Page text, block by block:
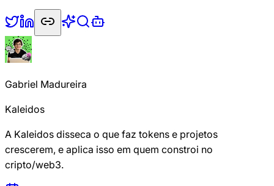
Gabriel Madureira
Kaleidos
A Kaleidos disseca o que faz tokens e projetos
crescerem, e aplica isso em quem constroi no
cripto/web3.